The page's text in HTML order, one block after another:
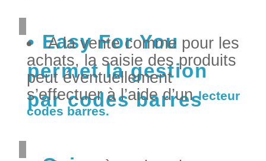
Easy For You
permet la gestion
par codes barres
A la vente comme pour les
achats, la saisie des produits
peut éventuellement
s’effectuer à l’aide d’unlecteur
codes barres.